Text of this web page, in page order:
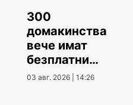
300
домакинства
вече имат
безплатни
климатици
03 авг. 2026 | 14:26